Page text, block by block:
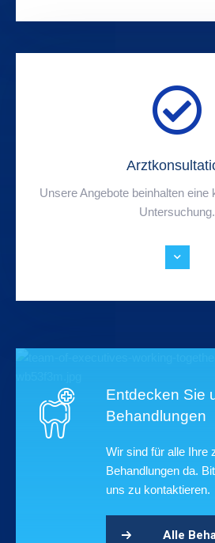
Unsere Angebote beinhalten
Untersuchung.
Entdecken Sie
Behandlungen
Wir sind für alle Ihre
Behandlungen da.
uns zu kontaktieren.
Alle